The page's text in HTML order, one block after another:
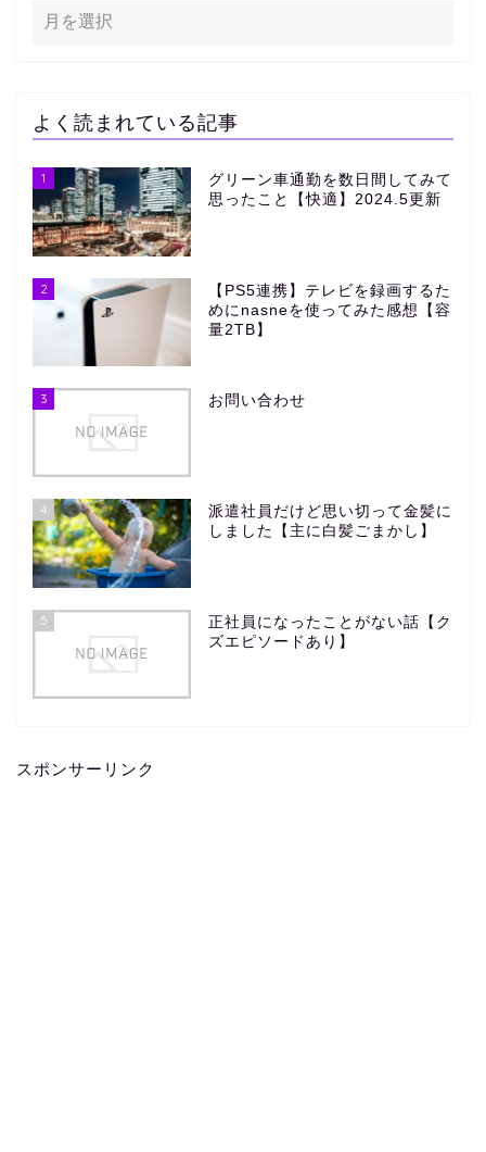
よく読まれている記事
1
グリーン車通勤を数日間してみて
思ったこと【快適】2024.5更新
2
【PS5連携】テレビを録画するた
めにnasneを使ってみた感想【容
量2TB】
3 お問い合わせ
4
派遣社員だけど思い切って金髪に
しました【主に白髪ごまかし】
5
正社員になったことがない話【ク
ズエピソードあり】
スポンサーリンク